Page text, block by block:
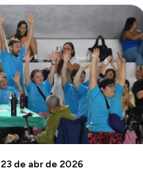
23 de abr de 2026